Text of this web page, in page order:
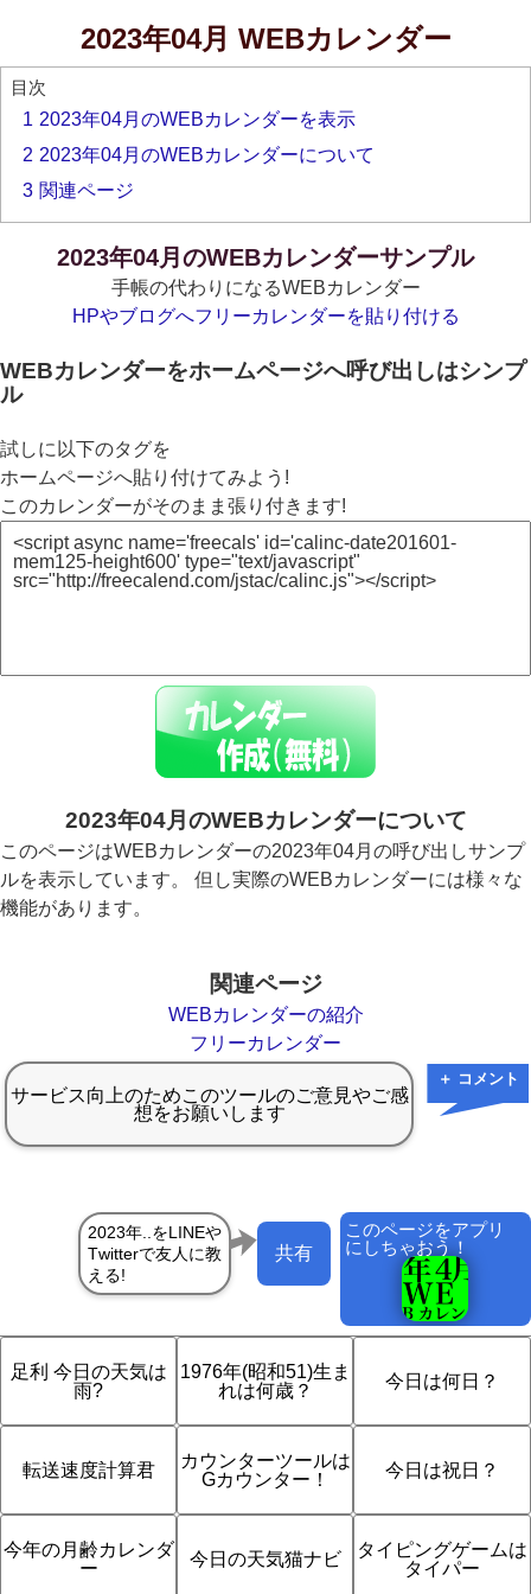
2023年04月 WEBカレンダー
目次
1 2023年04月のWEBカレンダーを表示
2 2023年04月のWEBカレンダーについて
3 関連ページ
2023年04月のWEBカレンダーサンプル
手帳の代わりになるWEBカレンダー
HPやブログへフリーカレンダーを貼り付ける
WEBカレンダーをホームページへ呼び出しはシンプ
ル
試しに以下のタグを
ホームページへ貼り付けてみよう!
このカレンダーがそのまま張り付きます!
2023年04月のWEBカレンダーについて
このページはWEBカレンダーの2023年04月の呼び出しサンプ
ルを表示しています。 但し実際のWEBカレンダーには様々な
機能があります。
関連ページ
WEBカレンダーの紹介
フリーカレンダー
＋ コメント
このページをアプリ
にしちゃおう！
共有
足利 今日の天気は
雨?
1976年(昭和51)生ま
れは何歳？
今日は何日？
転送速度計算君
カウンターツールは
Gカウンター！
今日は祝日？
今年の月齢カレンダ
ー
今日の天気猫ナビ
タイピングゲームは
タイパー